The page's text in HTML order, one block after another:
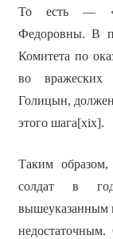
То есть —
Федоровны. В
Комитета по
во вражеских
Голицын, должен
этого шага[xix].
Таким образом,
солдат в
вышеуказанным